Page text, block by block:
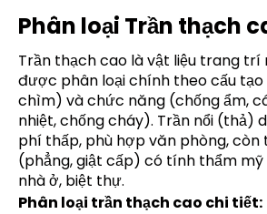
Phân loại Trần thạch
Trần thạch cao là vật liệu trang trí
được phân loại chính theo cấu
chìm) và chức năng (chống ẩm,
nhiệt, chống cháy). Trần nổi (thả)
phí thấp, phù hợp văn phòng,
(phẳng, giật cấp) có tính thẩm
nhà ở, biệt thự.
Phân loại trần thạch cao chi tiết: